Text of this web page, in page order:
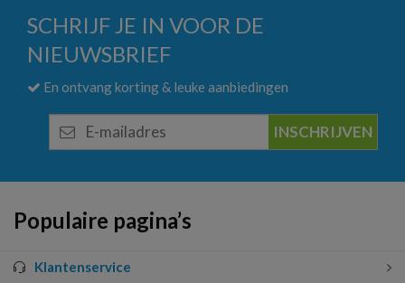
SCHRIJF JE IN VOOR DE
NIEUWSBRIEF
En ontvang korting & leuke aanbiedingen
mailadres
Populaire pagina’s
Klantenservice